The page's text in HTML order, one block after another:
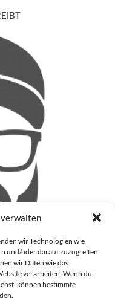
wir Technologien wie
und/oder darauf zuzugreifen.
wir Daten wie das
verarbeiten. Wenn du
können bestimmte